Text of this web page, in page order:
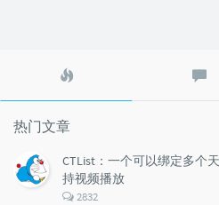
文
热门文章
CTList：一个可以绑定多个
持视频播放
评
2832